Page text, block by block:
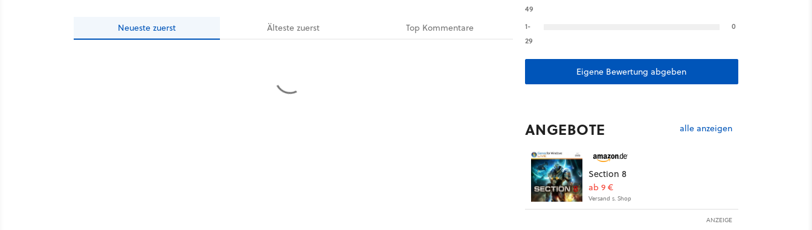
Neueste zuerst Ältestezuerst Top Kommentare
49
1-
29
0
Eigene Bewertung abgeben
ANGEBOTE alle anzeigen
Section 8
ab 9 €
Versand s. Shop
ANZEIGE